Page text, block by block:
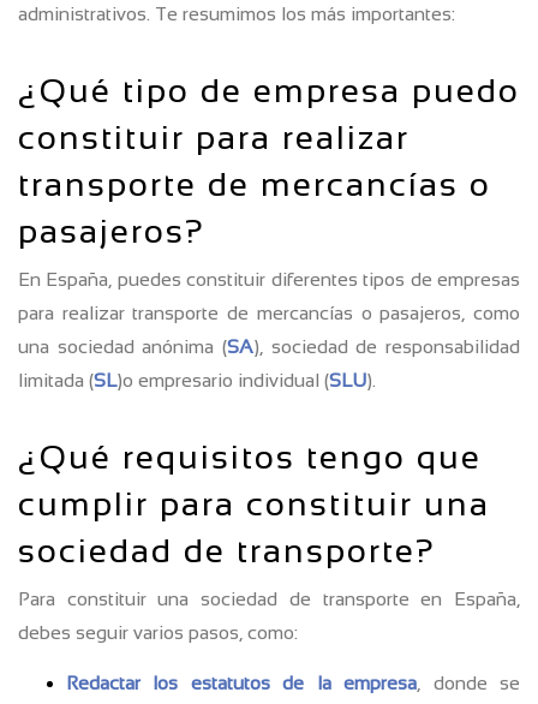
administrativos. Te resumimos los más importantes:
¿Qué tipo de empresa puedo
constituir para realizar
transporte de mercancías o
pasajeros?
En España, puedes constituir diferentes tipos de empresas
para realizar transporte de mercancías o pasajeros, como
una sociedad anónima (SA), sociedad de responsabilidad
limitada (SL)o empresario individual (SLU).
¿Qué requisitos tengo que
cumplir para constituir una
sociedad de transporte?
Para constituir una sociedad de transporte en España,
debes seguir varios pasos, como:
Redactar los estatutos de la empresa , donde se